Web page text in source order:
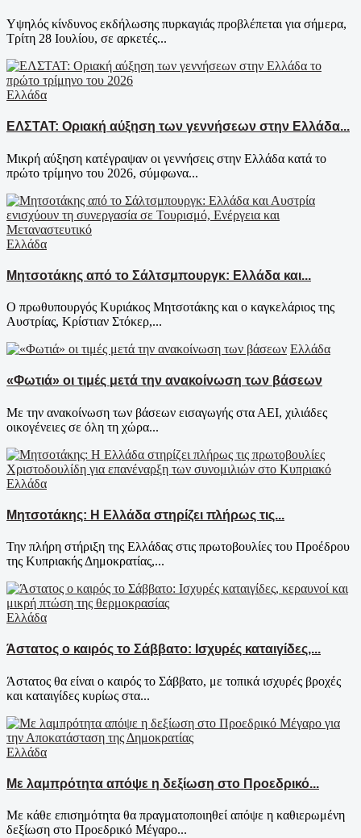
Υψηλός κίνδυνος εκδήλωσης πυρκαγιάς προβλέπεται για σήμερα,
Τρίτη 28 Ιουλίου, σε αρκετές...
Ελλάδα
ΕΛΣΤΑΤ: Οριακή αύξηση των γεννήσεων στην Ελλάδα...
Μικρή αύξηση κατέγραψαν οι γεννήσεις στην Ελλάδα κατά το
πρώτο τρίμηνο του 2026, σύμφωνα...
Ελλάδα
Μητσοτάκης από το Σάλτσμπουργκ: Ελλάδα και...
Ο πρωθυπουργός Κυριάκος Μητσοτάκης και ο καγκελάριος της
Αυστρίας, Κρίστιαν Στόκερ,...
Ελλάδα
«Φωτιά» οι τιμές μετά την ανακοίνωση των βάσεων
Με την ανακοίνωση των βάσεων εισαγωγής στα ΑΕΙ, χιλιάδες
οικογένειες σε όλη τη χώρα...
Ελλάδα
Μητσοτάκης: Η Ελλάδα στηρίζει πλήρως τις...
Την πλήρη στήριξη της Ελλάδας στις πρωτοβουλίες του Προέδρου
της Κυπριακής Δημοκρατίας,...
Ελλάδα
Άστατος ο καιρός το Σάββατο: Ισχυρές καταιγίδες,...
Άστατος θα είναι ο καιρός το Σάββατο, με τοπικά ισχυρές βροχές
και καταιγίδες κυρίως στα...
Ελλάδα
Με λαμπρότητα απόψε η δεξίωση στο Προεδρικό...
Με κάθε επισημότητα θα πραγματοποιηθεί απόψε η καθιερωμένη
δεξίωση στο Προεδρικό Μέγαρο...